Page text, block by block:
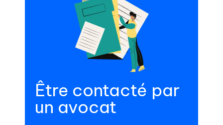
Être contacté par
un avocat